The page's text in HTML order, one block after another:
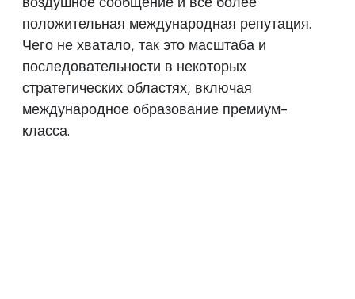
положительная международная репутация.
Чего не хватало, так это масштаба и
последовательности в некоторых
стратегических областях, включая
международное образование премиум-
класса.